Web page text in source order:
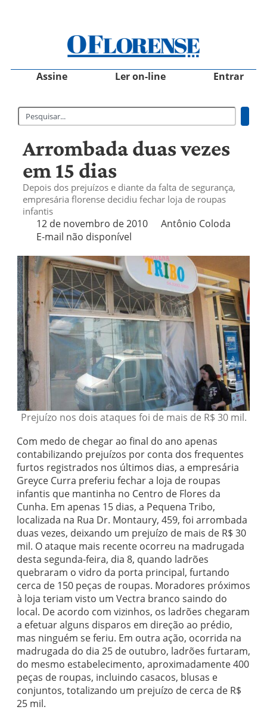
Assine Ler on-line Entrar
Arrombada duas vezes
em 15 dias
Depois dos prejuízos e diante da falta de segurança,
empresária florense decidiu fechar loja de roupas
infantis
12 de novembro de 2010
Antônio Coloda
E-mail não disponível
Prejuízo nos dois ataques foi de mais de R$ 30 mil.
Com medo de chegar ao final do ano apenas
contabilizando prejuízos por conta dos frequentes
furtos registrados nos últimos dias, a empresária
Greyce Curra preferiu fechar a loja de roupas
infantis que mantinha no Centro de Flores da
Cunha. Em apenas 15 dias, a Pequena Tribo,
localizada na Rua Dr. Montaury, 459, foi arrombada
duas vezes, deixando um prejuízo de mais de R$ 30
mil. O ataque mais recente ocorreu na madrugada
desta segunda-feira, dia 8, quando ladrões
quebraram o vidro da porta principal, furtando
cerca de 150 peças de roupas. Moradores próximos
à loja teriam visto um Vectra branco saindo do
local. De acordo com vizinhos, os ladrões chegaram
a efetuar alguns disparos em direção ao prédio,
mas ninguém se feriu. Em outra ação, ocorrida na
madrugada do dia 25 de outubro, ladrões furtaram,
do mesmo estabelecimento, aproximadamente 400
peças de roupas, incluindo casacos, blusas e
conjuntos, totalizando um prejuízo de cerca de R$
25 mil.